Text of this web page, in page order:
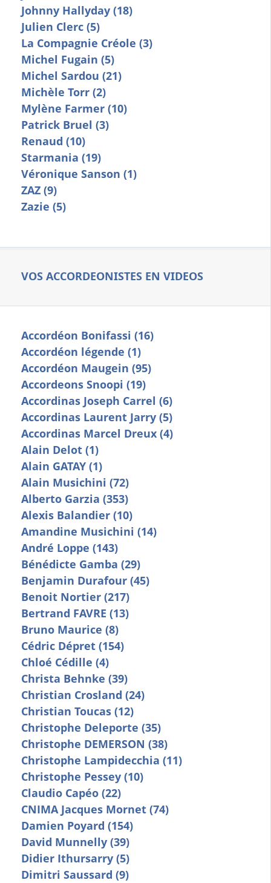
Johnny Hallyday (18)
Julien Clerc (5)
La Compagnie Créole (3)
Michel Fugain (5)
Michel Sardou (21)
Michèle Torr (2)
Mylène Farmer (10)
Patrick Bruel (3)
Renaud (10)
Starmania (19)
Véronique Sanson (1)
ZAZ (9)
Zazie (5)
VOS ACCORDEONISTES EN VIDEOS
Accordéon Bonifassi (16)
Accordéon légende (1)
Accordéon Maugein (95)
Accordeons Snoopi (19)
Accordinas Joseph Carrel (6)
Accordinas Laurent Jarry (5)
Accordinas Marcel Dreux (4)
Alain Delot (1)
Alain GATAY (1)
Alain Musichini (72)
Alberto Garzia (353)
Alexis Balandier (10)
Amandine Musichini (14)
André Loppe (143)
Bénédicte Gamba (29)
Benjamin Durafour (45)
Benoit Nortier (217)
Bertrand FAVRE (13)
Bruno Maurice (8)
Cédric Dépret (154)
Chloé Cédille (4)
Christa Behnke (39)
Christian Crosland (24)
Christian Toucas (12)
Christophe Deleporte (35)
Christophe DEMERSON (38)
Christophe Lampidecchia (11)
Christophe Pessey (10)
Claudio Capéo (22)
CNIMA Jacques Mornet (74)
Damien Poyard (154)
David Munnelly (39)
Didier Ithursarry (5)
Dimitri Saussard (9)